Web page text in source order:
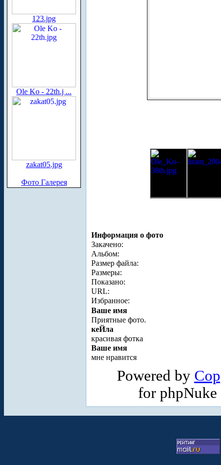
123.jpg
Ole Ko - 22th.j ...
zakat05.jpg
Фото Галерея
Информация о фото
Закачено:
Альбом:
Размер файла:
Размеры:
Показано:
URL:
Избранное:
Ваше имя
Приятные фото.
кеЙла
красивая фотка
Ваше имя
мне нравится
Powered by
for